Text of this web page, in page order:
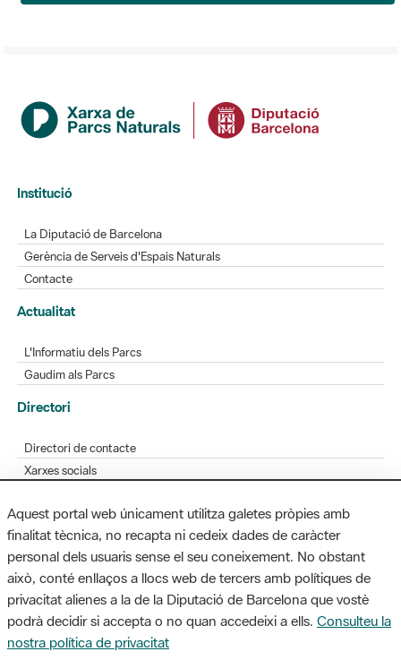
Institució
La Diputació de Barcelona
Gerència de Serveis d'Espais Naturals
Contacte
Actualitat
L'Informatiu dels Parcs
Gaudim als Parcs
Directori
Directori de contacte
Xarxes socials
Bústia de suggeriments
Opineu sobre els parcs
MAPA WEB AVÍS LEGAL ACCESSIBILITAT
Aquest portal web únicament utilitza galetes pròpies amb
finalitat tècnica, no recapta ni cedeix dades de caràcter
personal dels usuaris sense el seu coneixement. No obstant
això, conté enllaços a llocs web de tercers amb polítiques de
privacitat alienes a la de la Diputació de Barcelona que vostè
podrà decidir si accepta o no quan accedeixi a ells. Consulteu la
nostra política de privacitat